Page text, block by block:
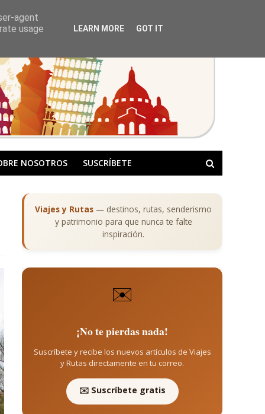
NOSOTROS SUSCRÍBETE
Viajes y Rutas — destinos, rutas, senderismo
y patrimonio para que nunca te falte
inspiración.
✉️
¡No te pierdas nada!
Suscríbete y recibe los nuevos artículos de Viajes
y Rutas directamente en tu correo.
✉️ Suscríbete gratis
agent
usage
LEARN MORE GOT IT